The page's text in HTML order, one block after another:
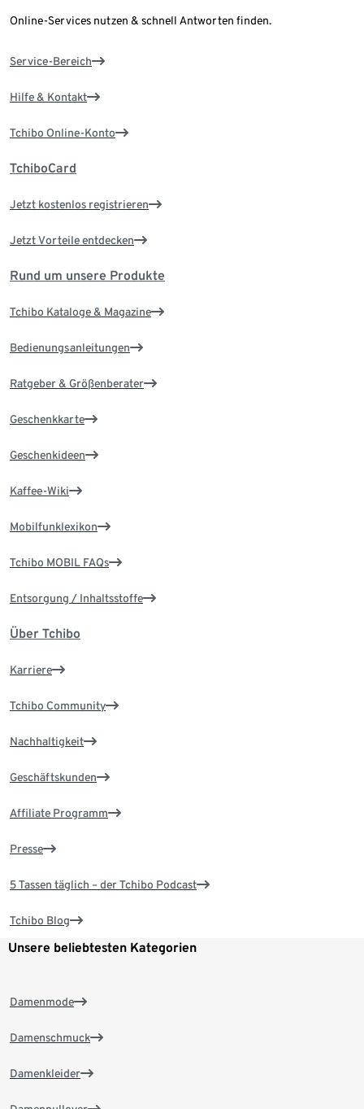
Online-Services nutzen & schnell Antworten finden.
Service-Bereich
Hilfe & Kontakt
Tchibo Online-Konto
TchiboCard
Jetzt kostenlos registrieren
Jetzt Vorteile entdecken
Rund um unsere Produkte
Tchibo Kataloge & Magazine
Bedienungsanleitungen
Ratgeber & Größenberater
Geschenkkarte
Geschenkideen
Kaffee-Wiki
Mobilfunklexikon
Tchibo MOBIL FAQs
Entsorgung / Inhaltsstoffe
Über Tchibo
Karriere
Tchibo Community
Nachhaltigkeit
Geschäftskunden
Affiliate Programm
Presse
5 Tassen täglich – der Tchibo Podcast
Tchibo Blog
Unsere beliebtesten Kategorien
Damenmode
Damenschmuck
Damenkleider